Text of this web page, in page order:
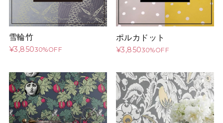
雪輪竹
¥3,85030%OFF
ポルカドット
¥3,85030%OFF